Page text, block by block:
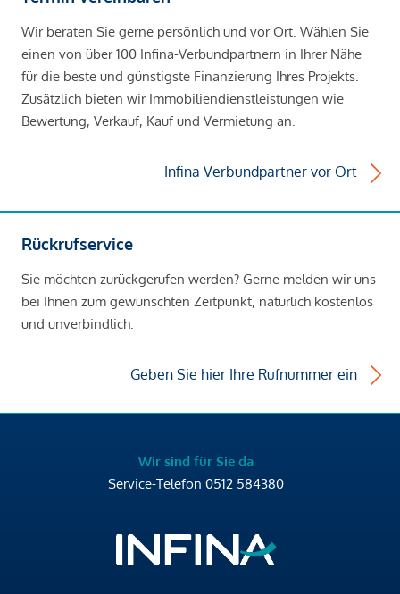
Wir beraten Sie gerne persönlich und vor Ort. Wählen Sie
einen von über 100 Infina-Verbundpartnern in Ihrer Nähe
für die beste und günstigste Finanzierung Ihres Projekts.
Zusätzlich bieten wir Immobiliendienstleistungen wie
Bewertung, Verkauf, Kauf und Vermietung an.
Infina Verbundpartner vor Ort
Rückrufservice
Sie möchten zurückgerufen werden? Gerne melden wir uns
bei Ihnen zum gewünschten Zeitpunkt, natürlich kostenlos
und unverbindlich.
Geben Sie hier Ihre Rufnummer ein
Wir sind für Sie da
Service-Telefon 0512 584380